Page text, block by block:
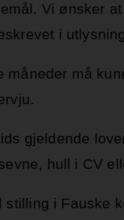
Vi ønsker
i
må
gjeldende
hull i CV
i Fauske